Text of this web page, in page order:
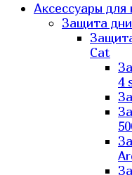
Аксессуары для
Защита
Cat
4